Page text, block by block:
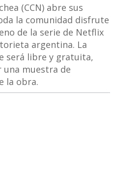
(CCN) abre sus
la comunidad disfrute
de la serie de Netflix
argentina. La
será libre y gratuita,
una muestra de
la obra.